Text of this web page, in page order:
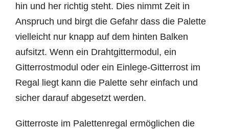
hin und her richtig steht. Dies nimmt Zeit in
Anspruch und birgt die Gefahr dass die Palette
vielleicht nur knapp auf dem hinten Balken
aufsitzt. Wenn ein Drahtgittermodul, ein
Gitterrostmodul oder ein Einlege-Gitterrost im
Regal liegt kann die Palette sehr einfach und
sicher darauf abgesetzt werden.
Gitterroste im Palettenregal ermöglichen die